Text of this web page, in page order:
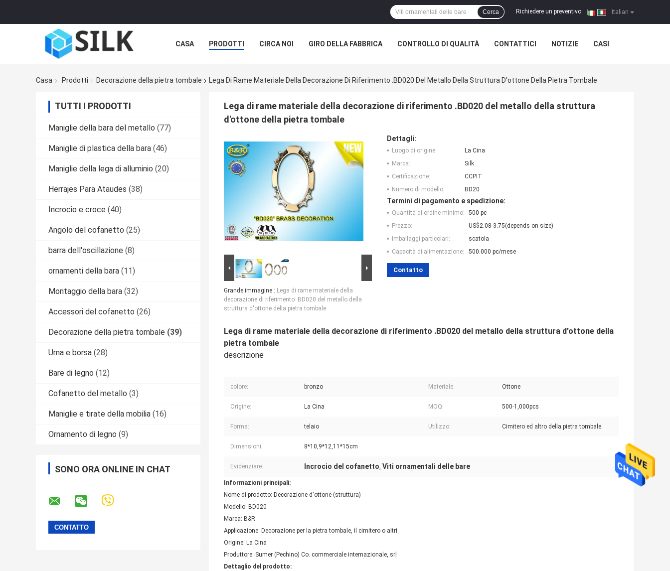
Italian
Richiedere un preventivo |
Cerca
CASA PRODOTTI CIRCA NOI GIRO DELLA FABBRICA CONTROLLO DI QUALITÀ CONTATTICI NOTIZIE CASI
Casa Prodotti Decorazione della pietra tombale Lega Di Rame Materiale Della Decorazione Di Riferimento .BD020 Del Metallo Della Struttura D'ottone Della Pietra Tombale
TUTTI I PRODOTTI
Maniglie della bara del metallo (77)
Maniglie di plastica della bara (46)
Maniglie della lega di alluminio (20)
Herrajes Para Ataudes (38)
Incrocio e croce (40)
Angolo del cofanetto (25)
barra dell'oscillazione (8)
ornamenti della bara (11)
Montaggio della bara (32)
Accessori del cofanetto (26)
Decorazione della pietra tombale (39)
Urna e borsa (28)
Bare di legno (12)
Cofanetto del metallo (3)
Maniglie e tirate della mobilia (16)
Ornamento di legno (9)
SONO ORA ONLINE IN CHAT
Lega di rame materiale della decorazione di riferimento .BD020 del metallo della struttura
d'ottone della pietra tombale
Grande immagine : Lega di rame materiale della
decorazione di riferimento .BD020 del metallo della
struttura d'ottone della pietra tombale
Dettagli:
Luogo di origine:
La Cina
Marca:
Silk
Certificazione:
CCPIT
Numero di modello:
BD20
Termini di pagamento e spedizione:
Quantità di ordine minimo:
500 pc
Prezzo:
US$2.08-3.75(depends on size)
Imballaggi particolari:
scatola
Capacità di alimentazione:
500.000 pc/mese
Contatto
Lega di rame materiale della decorazione di riferimento .BD020 del metallo della struttura d'ottone della
pietra tombale
descrizione
colore: bronzo Materiale: Ottone
Origine: La Cina MOQ: 500-1,000pcs
Forma: telaio Utilizzo: Cimitero ed altro della pietra tombale
Dimensioni: 8*10,9*12,11*15cm
Evidenziare: Incrocio del cofanetto, Viti ornamentali delle bare
Informazioni principali:
Nome di prodotto: Decorazione d'ottone (struttura)
Modello: BD020
Marca: B&R
Applicazione: Decorazione per la pietra tombale, il cimitero o altri.
Origine: La Cina
Produttore: Sumer (Pechino) Co. commerciale internazionale, srl
Dettaglio del prodotto: